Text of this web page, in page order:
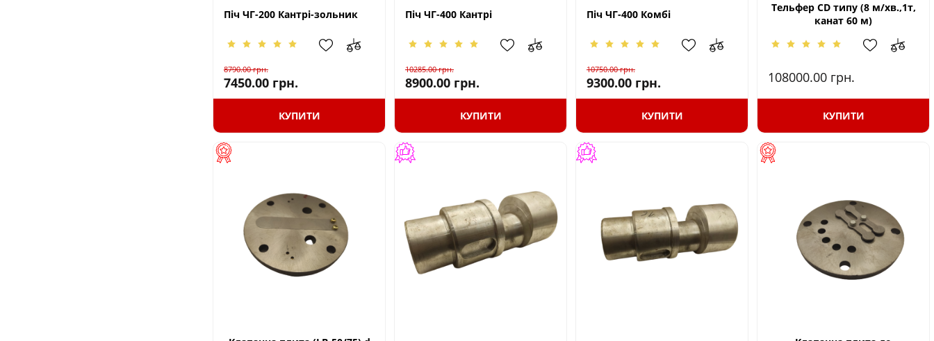
Піч ЧГ-200 Кантрі-зольник
8790.00грн.
7450.00 грн.
КУПИТИ
Піч ЧГ-400 Кантрі
10285.00грн.
8900.00 грн.
КУПИТИ
Піч ЧГ-400 Комбі
10750.00грн.
9300.00 грн.
КУПИТИ
Тельфер CD типу (8 м/хв.,1т,
канат 60 м)
108000.00 грн.
КУПИТИ